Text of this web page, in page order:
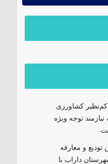
کشاورزی
توجه ویژه
تودیع و معارفه
داراب با